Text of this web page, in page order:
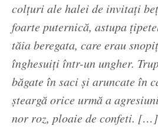
colţuri ale halei de invitaţi
foarte puternică, astupa
tăia beregata, care erau
înghesuiţi într-un ungher.
băgate în saci şi aruncate în
şteargă orice urmă a
nor roz, ploaie de confeti.